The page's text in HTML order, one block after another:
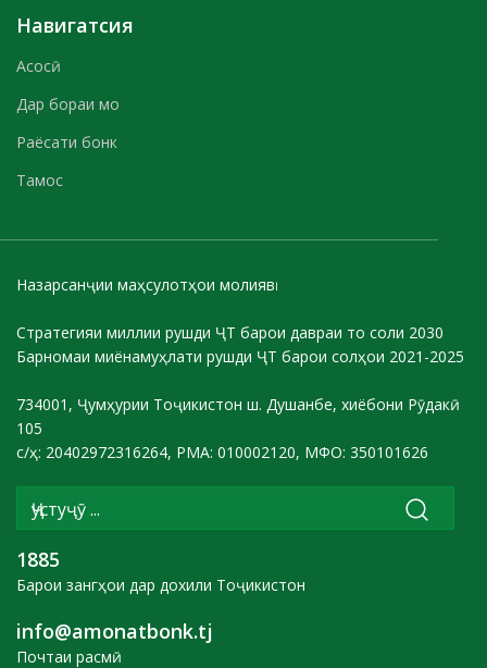
Навигатсия
Асосӣ
Дар бораи мо
Раёсати бонк
Тамос
Назарсанҷии маҳсулотҳои молиявӣ
Стратегияи миллии рушди ҶТ барои давраи то соли 2030
Барномаи миёнамуҳлати рушди ҶТ барои солҳои 2021-2025
734001, Ҷумҳурии Тоҷикистон ш. Душанбе, хиёбони Рӯдакӣ
105
с/ҳ: 20402972316264, РМА: 010002120, МФО: 350101626
1885
Барои зангҳои дар дохили Тоҷикистон
info@amonatbonk.tj
Почтаи расмӣ